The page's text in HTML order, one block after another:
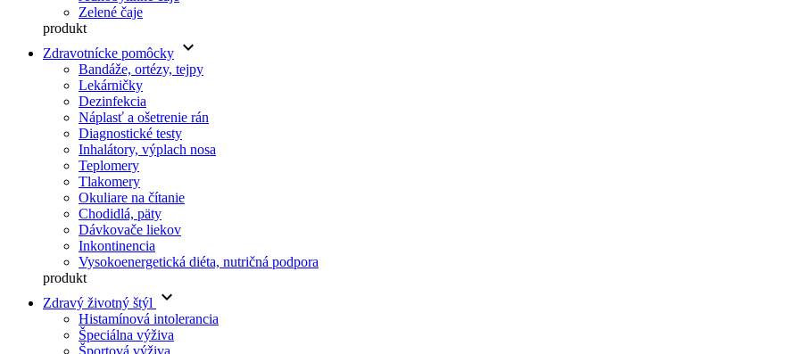
Zelené čaje
produkt
Zdravotnícke pomôcky keyboard_arrow_down
Bandáže, ortézy, tejpy
Lekárničky
Dezinfekcia
Náplasť a ošetrenie rán
Diagnostické testy
Inhalátory, výplach nosa
Teplomery
Tlakomery
Okuliare na čítanie
Chodidlá, päty
Dávkovače liekov
Inkontinencia
Vysokoenergetická diéta, nutričná podpora
produkt
Zdravý životný štýl
keyboard_arrow_down
Histamínová intolerancia
Špeciálna výživa
Športová výživa